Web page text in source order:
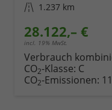
Kilometerstand 1.237 km
28.122,– €
incl. 19% MwSt.
Verbrauch
CO2-Klasse: C
CO2-Emissionen: